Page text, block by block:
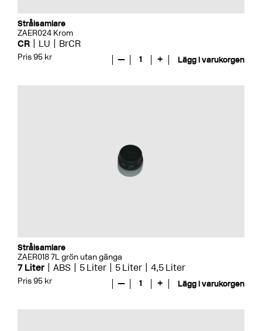
Strålsamlare
ZAER024 Krom
CR LU BrCR
Pris 95 kr — 1 + Lägg i varukorgen
Strålsamlare
ZAER018 7L grön utan gänga
7 Liter ABS 5 Liter 5 Liter 4,5 Liter
Pris 95 kr — 1 + Lägg i varukorgen